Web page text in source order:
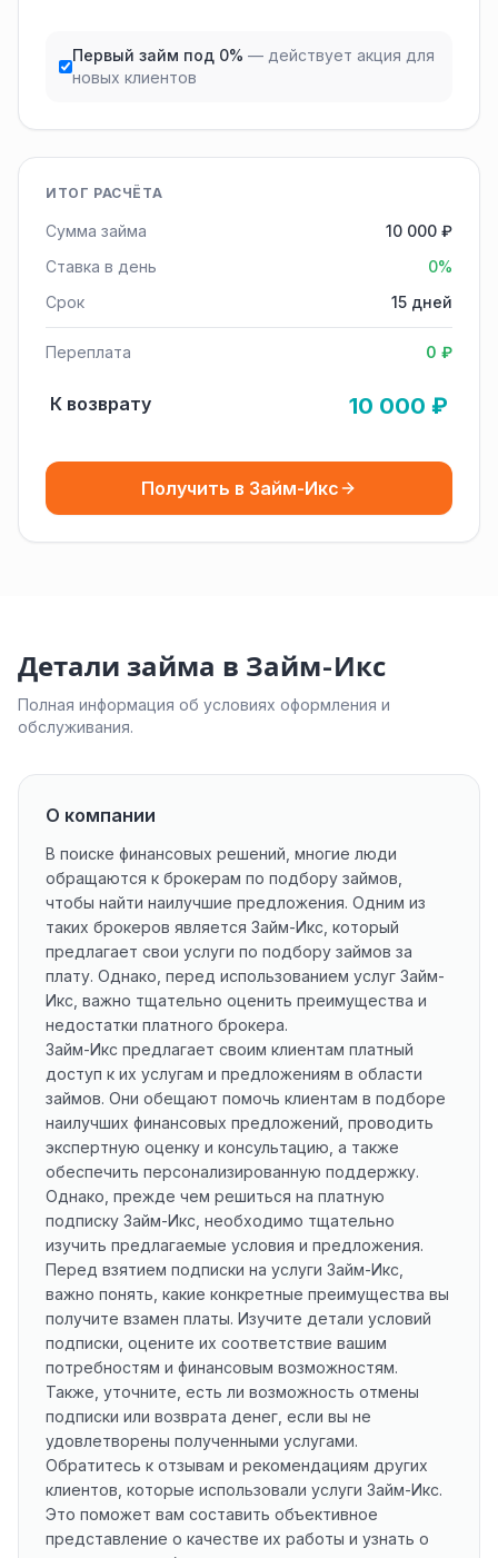
Первый займ под 0% — действует акция для
новых клиентов
ИТОГ РАСЧЁТА
Сумма займа
10 000 ₽
Ставка в день
0%
Срок
15 дней
Переплата 0 ₽
К возврату 10 000 ₽
Получить в Займ-Икс
Детали займа в Займ-Икс
Полная информация об условиях оформления и
обслуживания.
О компании
В поиске финансовых решений, многие люди
обращаются к брокерам по подбору займов,
чтобы найти наилучшие предложения. Одним из
таких брокеров является Займ-Икс, который
предлагает свои услуги по подбору займов за
плату. Однако, перед использованием услуг Займ-
Икс, важно тщательно оценить преимущества и
недостатки платного брокера.
Займ-Икс предлагает своим клиентам платный
доступ к их услугам и предложениям в области
займов. Они обещают помочь клиентам в подборе
наилучших финансовых предложений, проводить
экспертную оценку и консультацию, а также
обеспечить персонализированную поддержку.
Однако, прежде чем решиться на платную
подписку Займ-Икс, необходимо тщательно
изучить предлагаемые условия и предложения.
Перед взятием подписки на услуги Займ-Икс,
важно понять, какие конкретные преимущества вы
получите взамен платы. Изучите детали условий
подписки, оцените их соответствие вашим
потребностям и финансовым возможностям.
Также, уточните, есть ли возможность отмены
подписки или возврата денег, если вы не
удовлетворены полученными услугами.
Обратитесь к отзывам и рекомендациям других
клиентов, которые использовали услуги Займ-Икс.
Это поможет вам составить объективное
представление о качестве их работы и узнать о